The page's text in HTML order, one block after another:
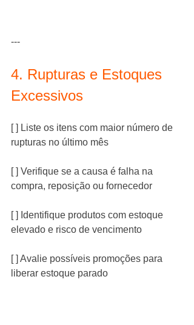
---
4. Rupturas e Estoques
Excessivos
[ ] Liste os itens com maior número de
rupturas no último mês
[ ] Verifique se a causa é falha na
compra, reposição ou fornecedor
[ ] Identifique produtos com estoque
elevado e risco de vencimento
[ ] Avalie possíveis promoções para
liberar estoque parado